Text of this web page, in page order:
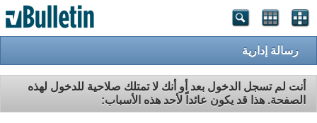
رسالة إدارية
أنت لم تسجل الدخول بعد أو أنك لا تمتلك صلاحية للدخول لهذه
الصفحة. هذا قد يكون عائداً لأحد هذه الأسباب: